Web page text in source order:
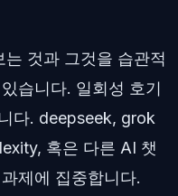
것과 그것을 습관적
습니다. 일회성 호기
다. deepseek, grok
혹은 다른 AI 챗
제에 집중합니다.